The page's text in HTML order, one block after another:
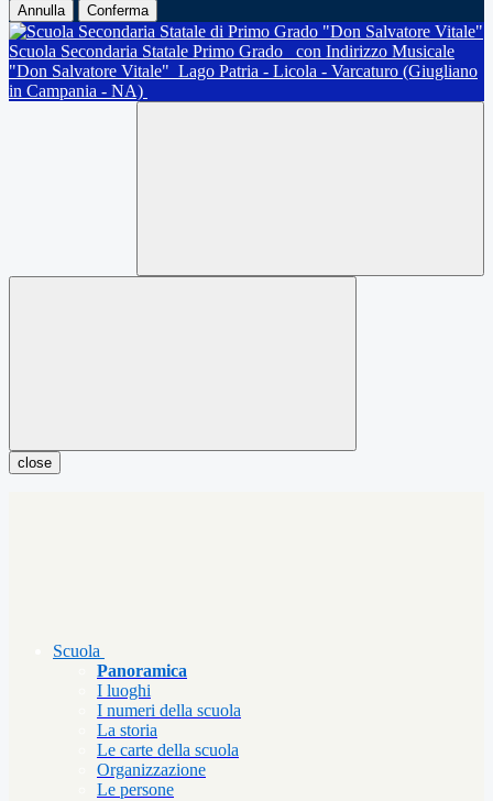
Annulla Conferma
Scuola Secondaria Statale Primo Grado
con Indirizzo Musicale
"Don Salvatore Vitale" Lago Patria - Licola - Varcaturo (Giugliano
in Campania - NA)
close
Scuola
Panoramica
I luoghi
I numeri della scuola
La storia
Le carte della scuola
Organizzazione
Le persone